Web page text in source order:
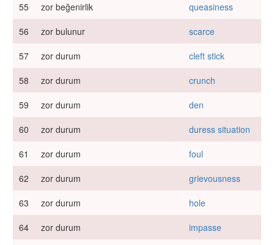
55
zor beğenirlik
queasiness
56
zor bulunur
scarce
57
zor durum
cleft stick
58
zor durum
crunch
59
zor durum
den
60
zor durum
duress situation
61
zor durum
foul
62
zor durum
grievousness
63
zor durum
hole
64
zor durum
impasse